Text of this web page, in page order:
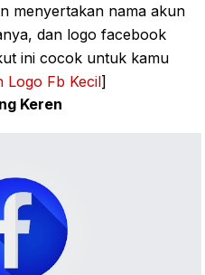
menyertakan nama akun
dan logo facebook
ini cocok untuk kamu
Logo Fb Kecil]
Keren